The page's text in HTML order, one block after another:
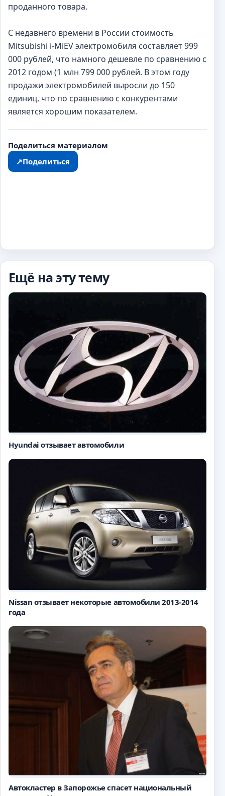
проданного товара.
С недавнего времени в России стоимость
Mitsubishi i-MiEV электромобиля составляет 999
000 рублей, что намного дешевле по сравнению с
2012 годом (1 млн 799 000 рублей. В этом году
продажи электромобилей выросли до 150
единиц, что по сравнению с конкурентами
является хорошим показателем.
Поделиться материалом
↗Поделиться
Ещё на эту тему
Hyundai отзывает автомобили
Nissan отзывает некоторые автомобили 2013-2014
года
Автокластер в Запорожье спасет национальный